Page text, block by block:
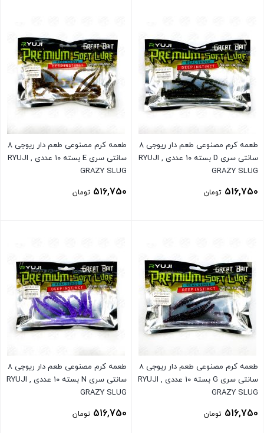
طعمه کرم مصنوعی طعم دار ریوجی ۸
سانتی سری D بسته ۱۰ عددی , RYUJI
GRAZY SLUG
516,750 تومان
طعمه کرم مصنوعی طعم دار ریوجی ۸
سانتی سری E بسته ۱۰ عددی , RYUJI
GRAZY SLUG
516,750 تومان
طعمه کرم مصنوعی طعم دار ریوجی ۸
سانتی سری G بسته ۱۰ عددی , RYUJI
GRAZY SLUG
516,750 تومان
طعمه کرم مصنوعی طعم دار ریوجی ۸
سانتی سری N بسته ۱۰ عددی , RYUJI
GRAZY SLUG
516,750 تومان